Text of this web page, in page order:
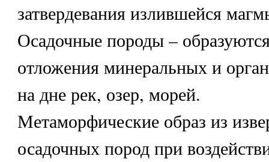
затвердевания излившейся
Осадочные породы –
отложения минеральных и
на дне рек, озер, морей.
Метаморфические образ из
осадочных пород при